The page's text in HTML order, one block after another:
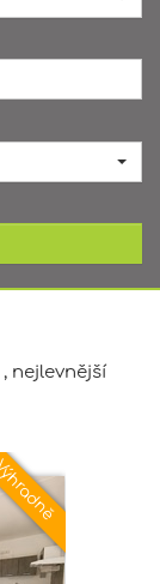
, nejlevnější